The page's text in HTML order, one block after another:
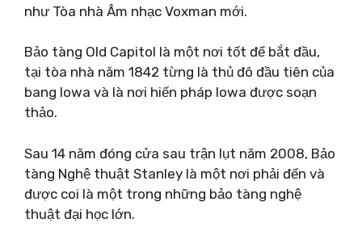
như Tòa nhà Âm nhạc Voxman mới.
Bảo tàng Old Capitol là một nơi tốt để bắt đầu,
tại tòa nhà năm 1842 từng là thủ đô đầu tiên của
bang Iowa và là nơi hiến pháp Iowa được soạn
thảo.
Sau 14 năm đóng cửa sau trận lụt năm 2008, Bảo
tàng Nghệ thuật Stanley là một nơi phải đến và
được coi là một trong những bảo tàng nghệ
thuật đại học lớn.